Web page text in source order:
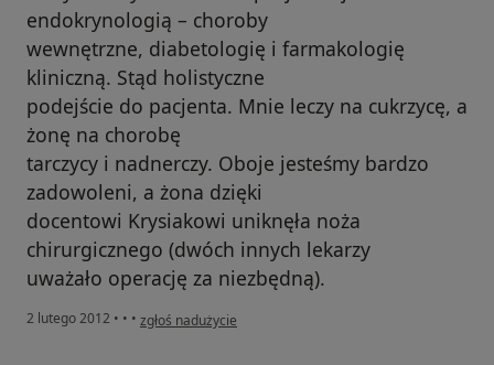
endokrynologią – choroby
wewnętrzne, diabetologię i farmakologię
kliniczną. Stąd holistyczne
podejście do pacjenta. Mnie leczy na cukrzycę, a
żonę na chorobę
tarczycy i nadnerczy. Oboje jesteśmy bardzo
zadowoleni, a żona dzięki
docentowi Krysiakowi uniknęła noża
chirurgicznego (dwóch innych lekarzy
uważało operację za niezbędną).
2 lutego 2012 • • • w opinii użytkownika Konto zostało usunięte
zgłoś nadużycie